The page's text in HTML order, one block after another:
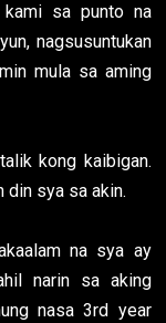
sa punto na
nagsusuntukan
mula sa aming
kong kaibigan.
din sya sa akin.
na sya ay
narin sa aking
nasa 3rd year